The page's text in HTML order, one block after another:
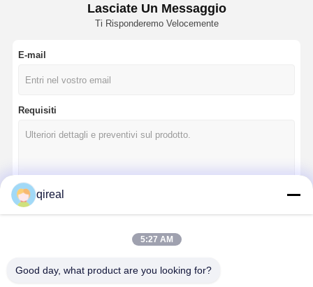
Lasciate Un Messaggio
Ti Risponderemo Velocemente
E-mail
Requisiti
Le Nostre Categorie
qireal
5:27 AM
Good day, what product are you looking for?